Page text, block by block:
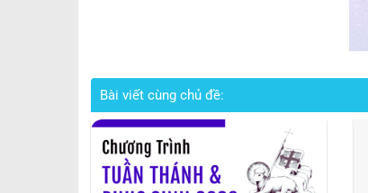
Bài viết cùng chủ đề: